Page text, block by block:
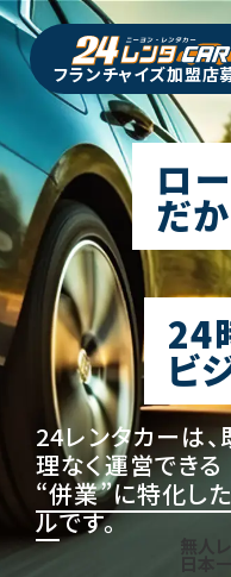
フランチャイズ加盟店
無人
日本一
ロ
だ
24
ビ
24レンタカーは
理なく運営できる
“併業”に特化し
ルです。